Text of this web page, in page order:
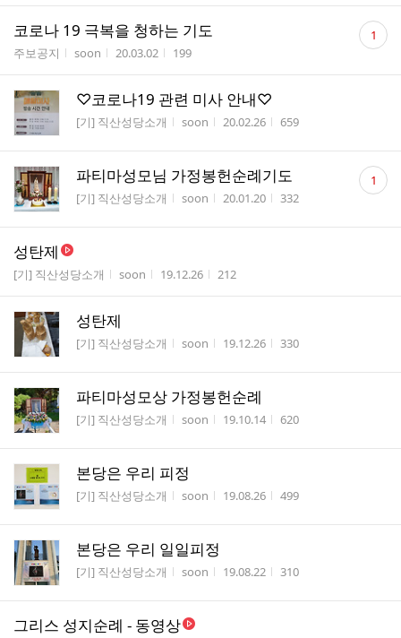
코로나 19 극복을 청하는 기도
게시판명
주보공지 작성자
soon 작성시간
20.03.02 조회수
199
댓
글 1
♡코로나19 관련 미사 안내♡
게시판명
[기] 직산성당소개 작성자
soon 작성시간
20.02.26 조회수
659
파티마성모님 가정봉헌순례기도
게시판명
[기] 직산성당소개 작성자
soon 작성시간
20.01.20 조회수
332
댓
글 1
성탄제
게시판명
[기] 직산성당소개 작성자
soon 작성시간
19.12.26 조회수
212
성탄제
게시판명
[기] 직산성당소개 작성자
soon 작성시간
19.12.26 조회수
330
파티마성모상 가정봉헌순례
게시판명
[기] 직산성당소개 작성자
soon 작성시간
19.10.14 조회수
620
본당은 우리 피정
게시판명
[기] 직산성당소개 작성자
soon 작성시간
19.08.26 조회수
499
본당은 우리 일일피정
게시판명
[기] 직산성당소개 작성자
soon 작성시간
19.08.22 조회수
310
그리스 성지순례 - 동영상